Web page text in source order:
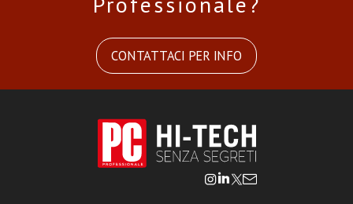
CONTATTACI PER INFO